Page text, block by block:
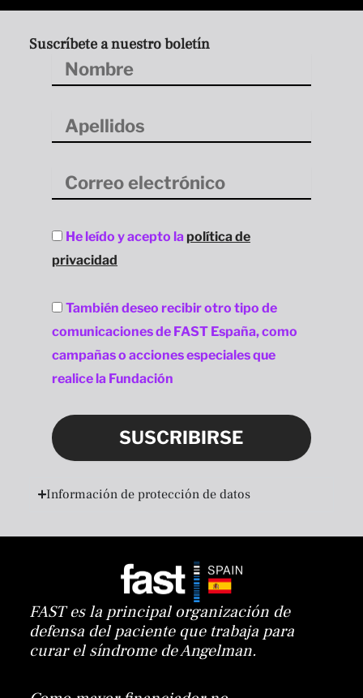
Suscríbete a nuestro boletín
Nombre
Apellidos
Correo
electrónico
Aceptación
He leído y acepto la política de
privacidad
Aceptación
También deseo recibir otro tipo de
comunicaciones de FAST España, como
campañas o acciones especiales que
realice la Fundación
SUSCRIBIRSE
Información de protección de datos
FAST es la principal organización de
defensa del paciente que trabaja para
curar el síndrome de Angelman.